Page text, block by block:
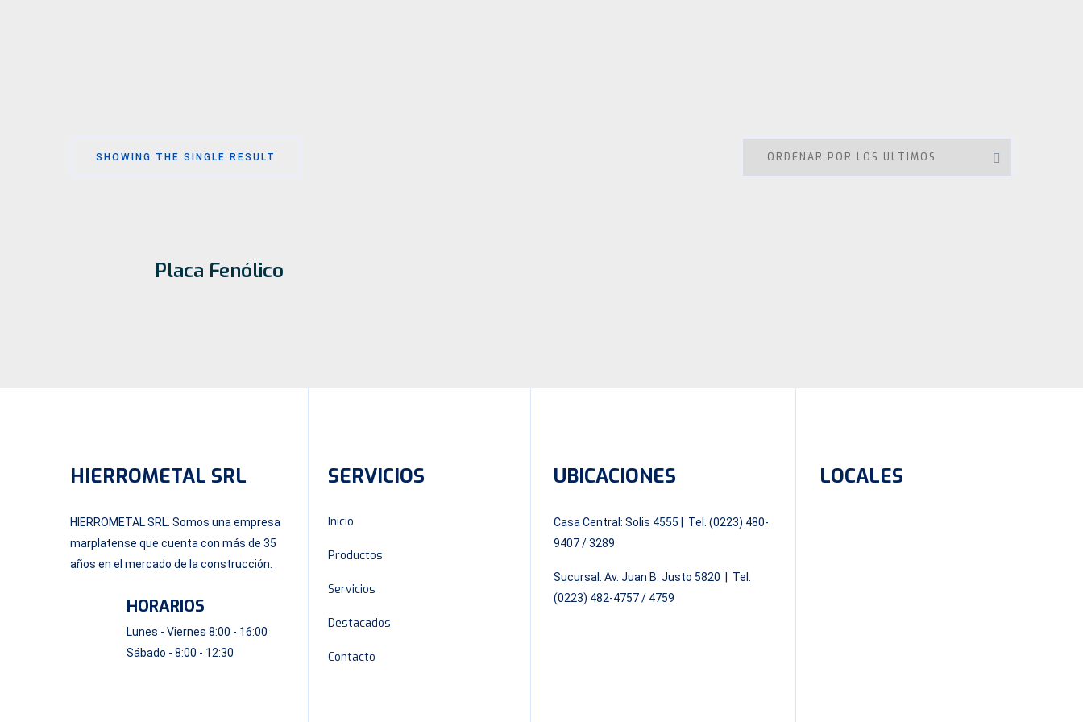
SHOWING THE SINGLE RESULT
Placa Fenólico
HIERROMETAL SRL
HIERROMETAL SRL. Somos una empresa
marplatense que cuenta con más de 35
años en el mercado de la construcción.
HORARIOS
Lunes - Viernes 8:00 - 16:00
Sábado - 8:00 - 12:30
SERVICIOS
Inicio
Productos
Servicios
Destacados
Contacto
UBICACIONES
Casa Central: Solis 4555 | Tel. (0223) 480-
9407 / 3289
Sucursal: Av. Juan B. Justo 5820 | Tel.
(0223) 482-4757 / 4759
LOCALES